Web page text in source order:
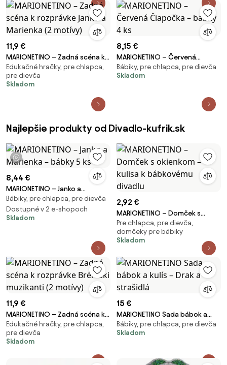
11,9 €
MARIONETINO – Zadná scéna k
rozprávke Janko a Marienka (2
motívy)
Edukačné hračky, pre chlapca,
pre dievča
Skladom
8,15 €
MARIONETINO – Červená
Čiapočka – bábky 4 ks
Bábiky, pre chlapca, pre dievča
Skladom
Najlepšie produkty od Divadlo-kufrik.sk
1 video
8,44 €
MARIONETINO – Janko a
Marienka – bábky 5 ks
Bábiky, pre chlapca, pre dievča
Dostupné v 2 e-shopoch
Skladom
2,92 €
MARIONETINO – Domček s
okienkom – kulisa k bábkovému
divadlu
Pre chlapca, pre dievča,
domčeky pre bábiky
Skladom
11,9 €
MARIONETINO – Zadná scéna k
rozprávke Brémski muzikanti (2
motívy)
Edukačné hračky, pre chlapca,
pre dievča
Skladom
15 €
MARIONETINO Sada bábok a
kulís – Drak a strašidlá
Bábiky, pre chlapca, pre dievča
Skladom